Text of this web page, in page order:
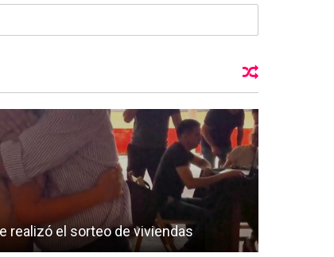
realizó el sorteo de viviendas